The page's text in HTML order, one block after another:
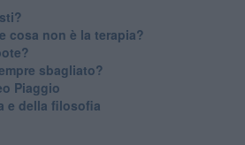
cosa non è la terapia?
sbagliato?
Piaggio
e della filosofia